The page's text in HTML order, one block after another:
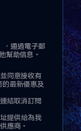
，通過電子郵
幫助信息。
同意接收有
的最新優惠及
結取消訂閱
提供給為我
應商。